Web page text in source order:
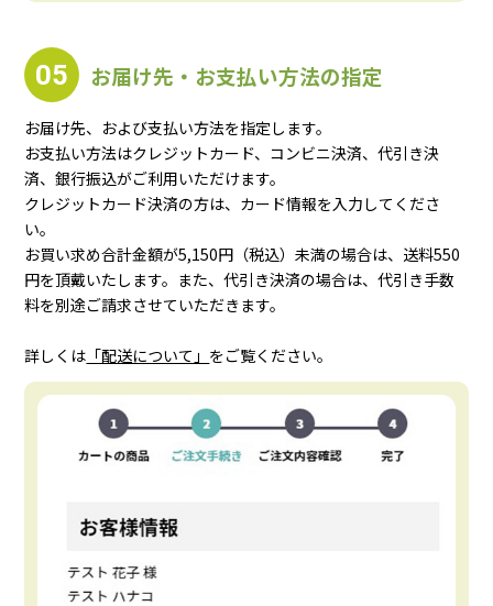
05 お届け先・お支払い方法の指定
お届け先、および支払い方法を指定します。
お支払い方法はクレジットカード、コンビニ決済、代引き決
済、銀行振込がご利用いただけます。
クレジットカード決済の方は、カード情報を入力してくださ
い。
お買い求め合計金額が5,150円（税込）未満の場合は、送料550
円を頂戴いたします。また、代引き決済の場合は、代引き手数
料を別途ご請求させていただきます。
詳しくは 「配送について」 をご覧ください。